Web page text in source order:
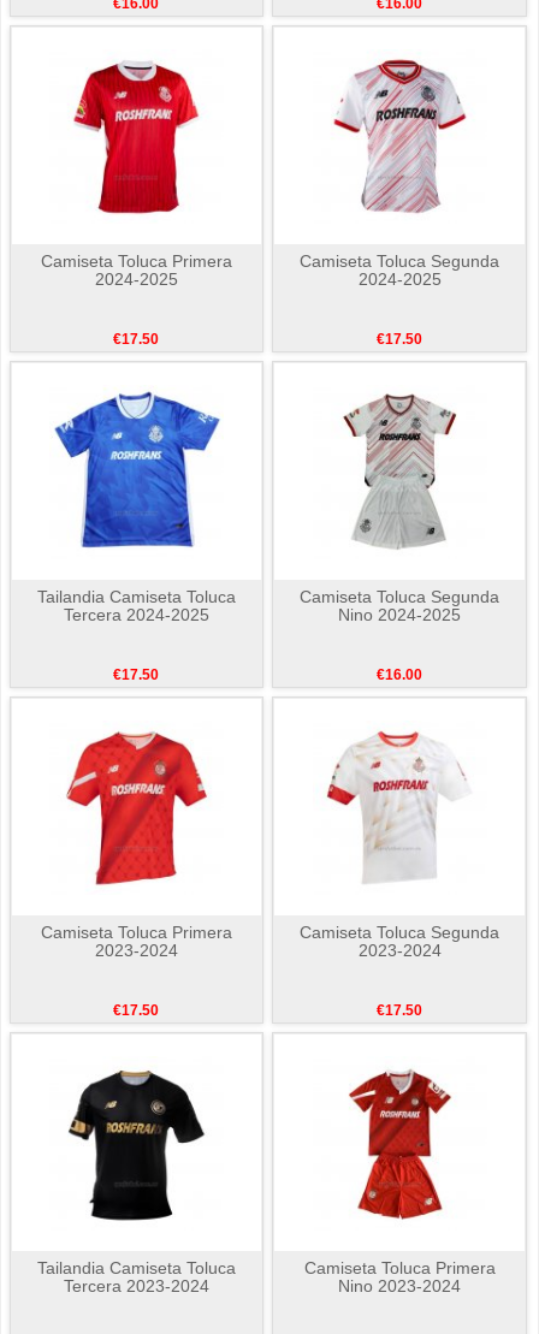
Camiseta Toluca Primera
2024-2025
€17.50
Camiseta Toluca Segunda
2024-2025
€17.50
Tailandia Camiseta Toluca
Tercera 2024-2025
€17.50
Camiseta Toluca Segunda
Nino 2024-2025
€16.00
Camiseta Toluca Primera
2023-2024
€17.50
Camiseta Toluca Segunda
2023-2024
€17.50
Tailandia Camiseta Toluca
Tercera 2023-2024
Camiseta Toluca Primera
Nino 2023-2024